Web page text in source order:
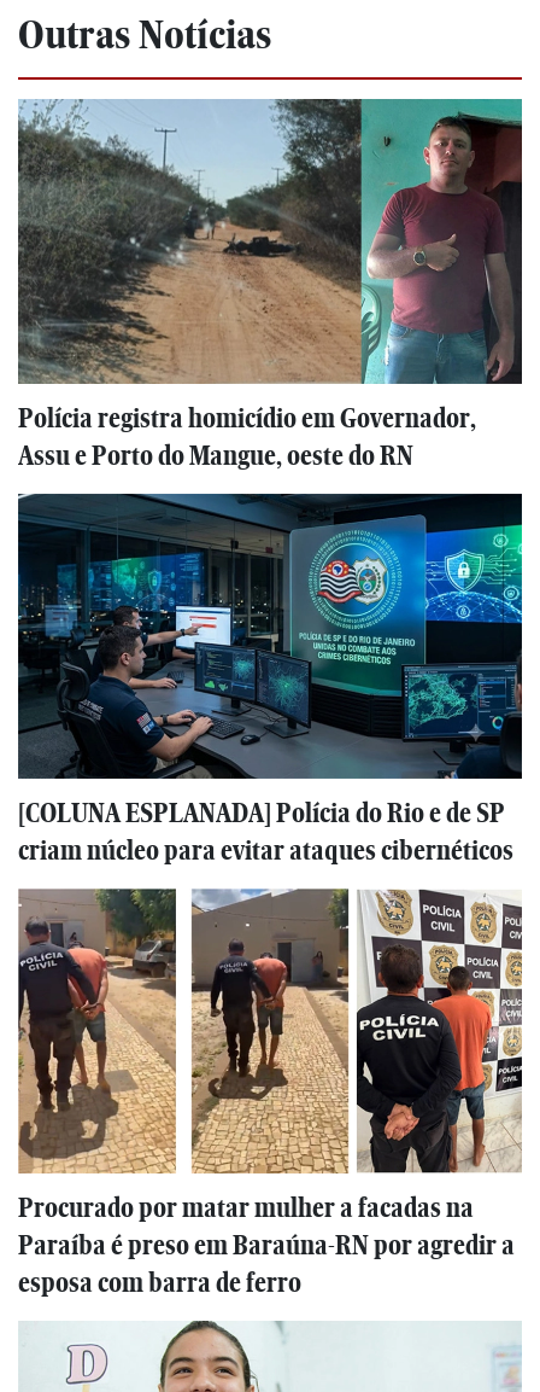
Outras Notícias
Polícia registra homicídio em Governador,
Assu e Porto do Mangue, oeste do RN
[COLUNA ESPLANADA] Polícia do Rio e de SP
criam núcleo para evitar ataques cibernéticos
Procurado por matar mulher a facadas na
Paraíba é preso em Baraúna-RN por agredir a
esposa com barra de ferro